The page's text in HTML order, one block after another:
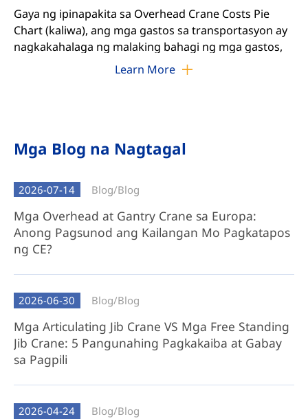
Gaya ng ipinapakita sa Overhead Crane Costs Pie
Chart (kaliwa), ang mga gastos sa transportasyon ay
nagkakahalaga ng malaking bahagi ng mga gastos,
na ang cross girder ang pangunahing nag-aambag.
Sa pamamagitan ng pagtugon sa cost driver na ito,
Full System Delivery: May kasamang pre-
assembled trolley, cross girder, end truck,
electrification system, at lahat ng
kinakailangang bahagi.
Factory-Tested Reliability: Ganap na binuo at
upang matiyak ang pagiging handa sa
pagpapatakbo.
Madaling Pag-install: Na-disassemble para sa
pagpapadala, pagkatapos ay mabilis na
muling na-install on-site na may kaunting
pagsisikap.
Learn More
Mga Blog na Nagtagal
2026-07-14 Blog/Blog
Mga Overhead at Gantry Crane sa Europa:
Anong Pagsunod ang Kailangan Mo Pagkatapos
ng CE?
2026-06-30 Blog/Blog
Mga Articulating Jib Crane VS Mga Free Standing
Jib Crane: 5 Pangunahing Pagkakaiba at Gabay
sa Pagpili
2026-04-24 Blog/Blog